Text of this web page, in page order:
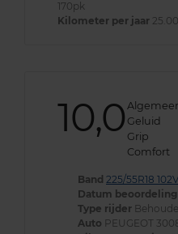
170pk
Kilometer per jaar
10,0 Geluid
Grip
Comfort
Band 225/55R18
Datum beoordeling
Type rijder
Auto PEUGEOT